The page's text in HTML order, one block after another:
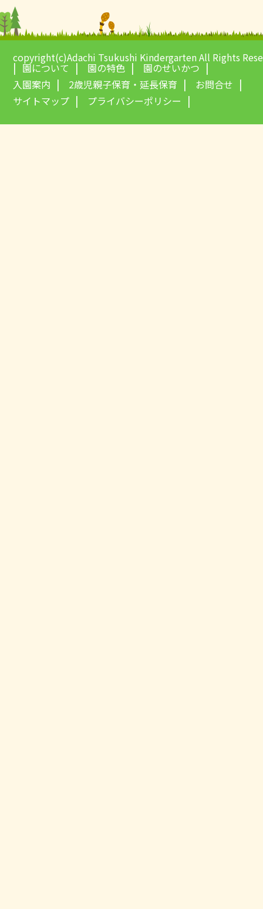
copyright(c)Adachi Tsukushi Kindergarten All Rights
園について 園の特色
園のせいかつ
入園案内
2歳児親子保育・延長保育
お問合せ
サイトマップ
プライバシーポリシー